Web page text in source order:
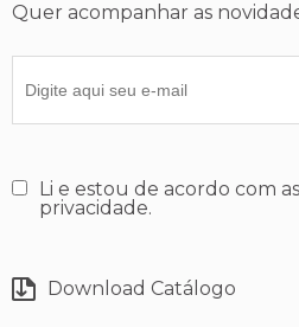
Quer acompanhar as
Li e estou de acordo com
privacidade.
Download Catálogo